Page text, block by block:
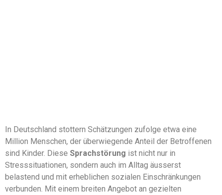
In Deutschland stottern Schätzungen zufolge etwa eine
Million Menschen, der überwiegende Anteil der Betroffenen
sind Kinder. Diese Sprachstörung ist nicht nur in
Stresssituationen, sondern auch im Alltag äusserst
belastend und mit erheblichen sozialen Einschränkungen
verbunden. Mit einem breiten Angebot an gezielten